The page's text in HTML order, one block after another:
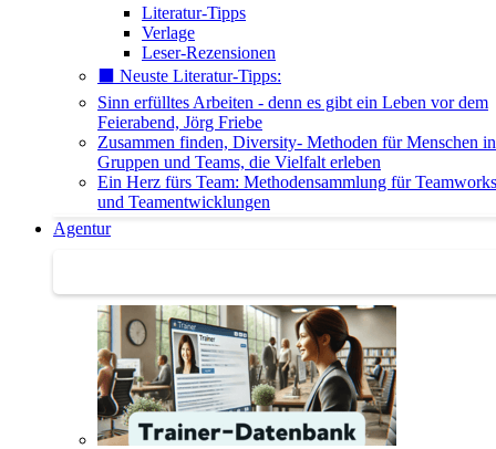
Literatur-Tipps
Verlage
Leser-Rezensionen
⬛️ Neuste Literatur-Tipps:
Sinn erfülltes Arbeiten - denn es gibt ein Leben vor dem
Feierabend, Jörg Friebe
Zusammen finden, Diversity- Methoden für Menschen in
Gruppen und Teams, die Vielfalt erleben
Ein Herz fürs Team: Methodensammlung für
und Teamentwicklungen
Agentur